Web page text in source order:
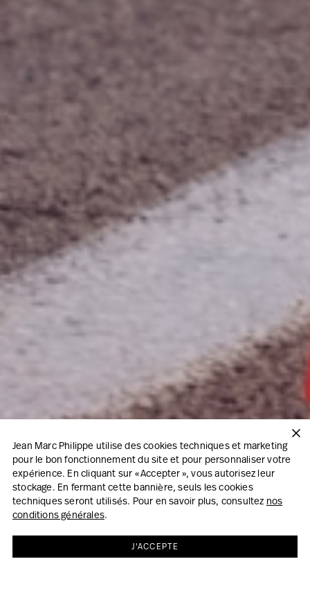
Jean Marc Philippe utilise des cookies techniques et marketing
pour le bon fonctionnement du site et pour personnaliser votre
expérience. En cliquant sur « Accepter », vous autorisez leur
stockage. En fermant cette bannière, seuls les cookies
techniques seront utilisés. Pour en savoir plus, consultez nos
conditions générales.
J'ACCEPTE